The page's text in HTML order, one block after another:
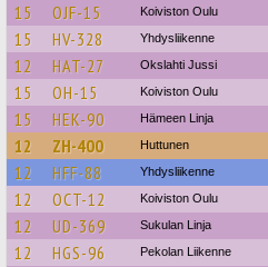
15 OJF-15 Koiviston Oulu
15 HV-328 Yhdysliikenne
12 HAT-27 Okslahti Jussi
15 OH-15 Koiviston Oulu
15 HEK-90 Hämeen Linja
12 ZH-400 Huttunen
12 HFF-88 Yhdysliikenne
12 OCT-12 Koiviston Oulu
12 UD-369 Sukulan Linja
12 HGS-96 Pekolan Liikenne